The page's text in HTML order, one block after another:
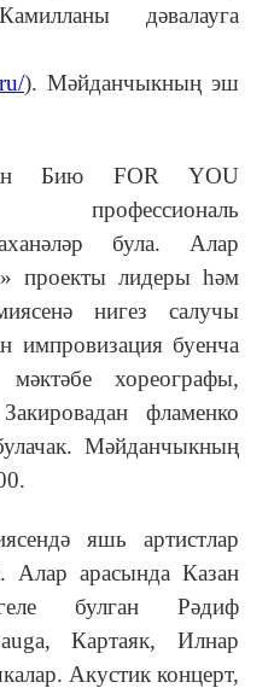
дәвалауга
). Мәйданчыкның эш
Бию FOR YOU
була. Алар
проекты лидеры һәм
нигез салучы
импровизация буенча
хореографы,
фламенко
Мәйданчыкның
яшь артистлар
Алар арасында Казан
булган Рәдиф
Картаяк, Илнар
Акустик концерт,